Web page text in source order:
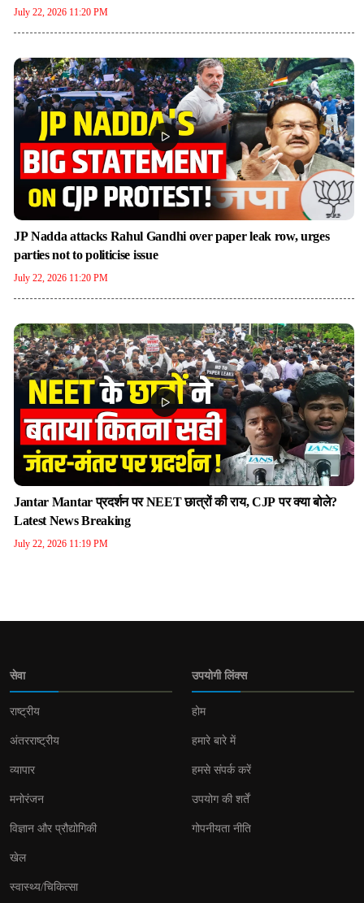
July 22, 2026 11:20 PM
JP Nadda attacks Rahul Gandhi over paper leak row, urges
parties not to politicise issue
July 22, 2026 11:20 PM
Jantar Mantar प्रदर्शन पर NEET छात्रों की राय, CJP पर क्या बोले?
Latest News Breaking
July 22, 2026 11:19 PM
सेवा
राष्ट्रीय
अंतरराष्ट्रीय
व्यापार
मनोरंजन
विज्ञान और प्रौद्योगिकी
खेल
स्वास्थ्य/चिकित्सा
उपयोगी लिंक्स
होम
हमारे बारे में
हमसे संपर्क करें
उपयोग की शर्तें
गोपनीयता नीति